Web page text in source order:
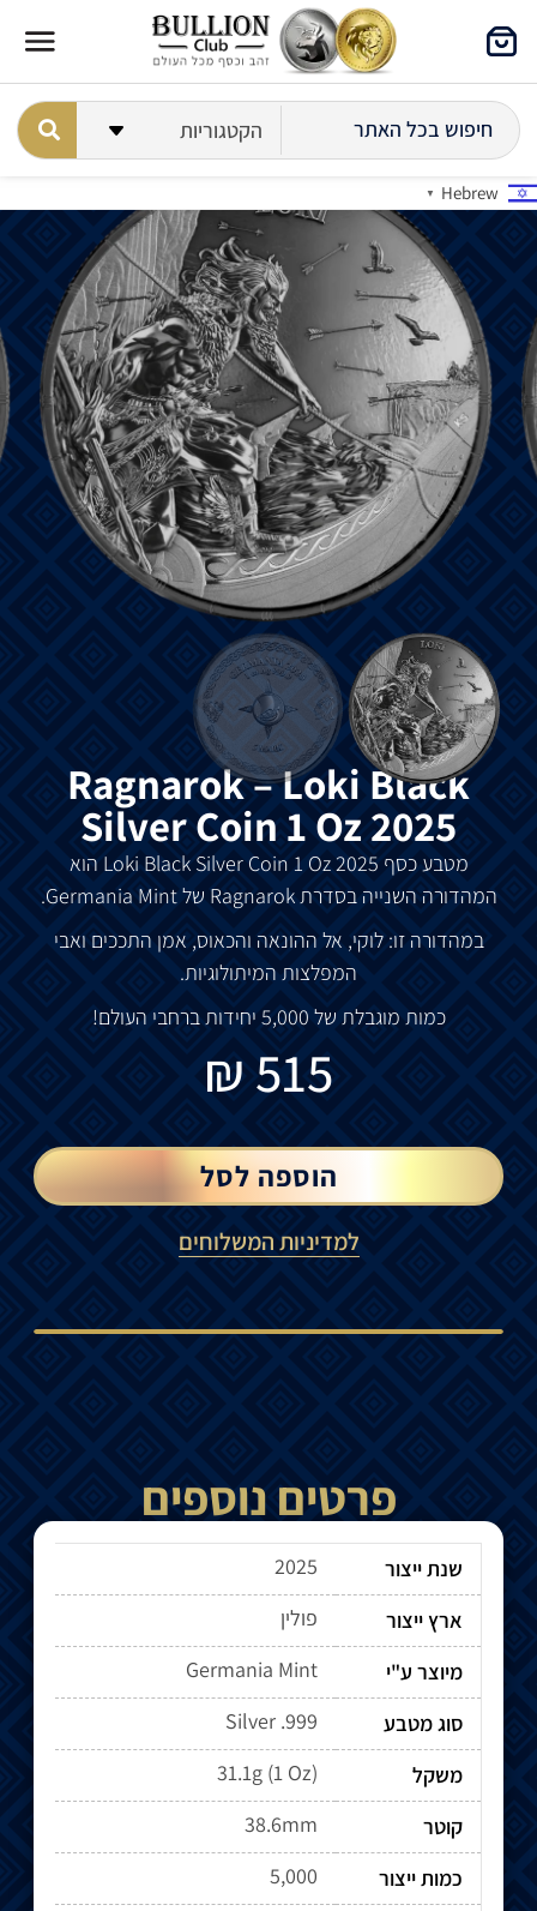
Hebrew
▼
Ragnarok – Loki Black
Silver Coin 1 Oz 2025
מטבע כסף 2025 Loki Black
Silver Coin 1 Oz הוא
המהדורה השנייה בסדרת Ragnarok של Germania Mint.
במהדורה זו: לוקי, אל ההונאה והכאוס, אמן התככים ואבי
המפלצות המיתולוגיות.
כמות מוגבלת של 5,000 יחידות ברחבי העולם!
515
₪
הוספה לסל
למדיניות המשלוחים
פרטים נוספים
שנת ייצור
2025
ארץ ייצור
פולין
מיוצר ע"י
Germania Mint
סוג מטבע
Silver .999
משקל
31.1g (1 Oz)
קוטר
38.6mm
כמות ייצור
5,000